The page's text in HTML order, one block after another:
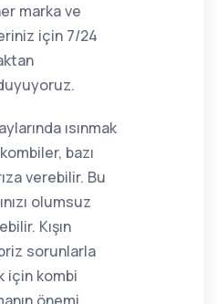
marka ve
için 7/24
ısınmak
bazı
verebilir. Bu
olumsuz
Kışın
sorunlarla
için kombi